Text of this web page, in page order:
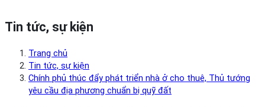
Tin tức, sự kiện
Trang chủ
Tin tức, sự kiện
Chính phủ thúc đẩy phát triển nhà ở cho thuê, Thủ tướng
yêu cầu địa phương chuẩn bị quỹ đất